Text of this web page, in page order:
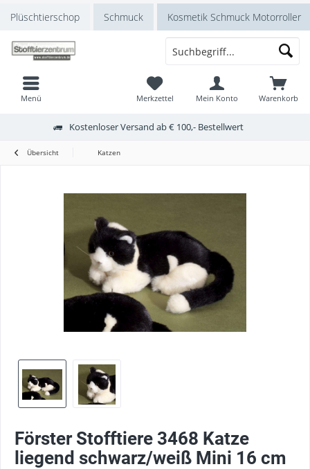
Plüschtierschop Schmuck Kosmetik Schmuck Motorroller
Menü Warenkorb
Merkzettel Mein Konto
Kostenloser Versand ab € 100,- Bestellwert
Übersicht Katzen
Förster Stofftiere 3468 Katze
liegend schwarz/weiß Mini 16 cm